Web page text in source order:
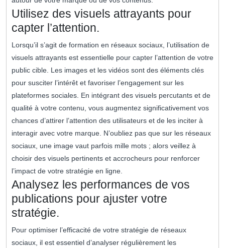
Utilisez des visuels attrayants pour
capter l’attention.
Lorsqu’il s’agit de formation en réseaux sociaux, l’utilisation de
visuels attrayants est essentielle pour capter l’attention de votre
public cible. Les images et les vidéos sont des éléments clés
pour susciter l’intérêt et favoriser l’engagement sur les
plateformes sociales. En intégrant des visuels percutants et de
qualité à votre contenu, vous augmentez significativement vos
chances d’attirer l’attention des utilisateurs et de les inciter à
interagir avec votre marque. N’oubliez pas que sur les réseaux
sociaux, une image vaut parfois mille mots ; alors veillez à
choisir des visuels pertinents et accrocheurs pour renforcer
l’impact de votre stratégie en ligne.
Analysez les performances de vos
publications pour ajuster votre
stratégie.
Pour optimiser l’efficacité de votre stratégie de réseaux
sociaux, il est essentiel d’analyser régulièrement les